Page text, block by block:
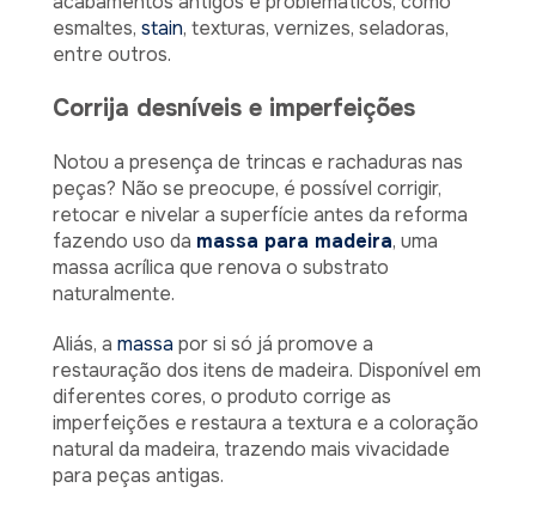
esmaltes, stain, texturas, vernizes, seladoras,
entre outros.
Corrija desníveis e imperfeições
Notou a presença de trincas e rachaduras nas
peças? Não se preocupe, é possível corrigir,
retocar e nivelar a superfície antes da reforma
fazendo uso da massa para madeira, uma
massa acrílica que renova o substrato
naturalmente.
Aliás, a massa por si só já promove a
restauração dos itens de madeira. Disponível em
diferentes cores, o produto corrige as
imperfeições e restaura a textura e a coloração
natural da madeira, trazendo mais vivacidade
para peças antigas.